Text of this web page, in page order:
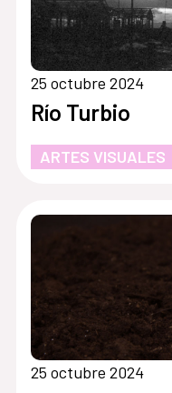
25 octubre 2024
Río Turbio
ARTES VISUALES
25 octubre 2024